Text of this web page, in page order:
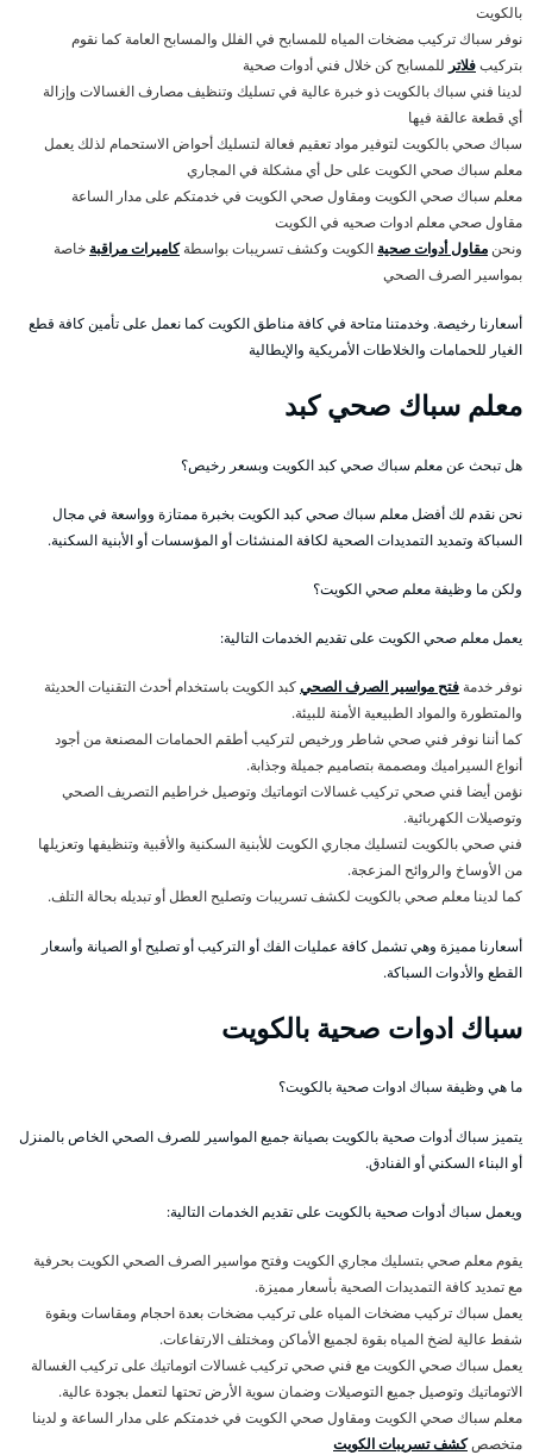
بالكويت
نوفر سباك تركيب مضخات المياه للمسابح في الفلل والمسابح العامة كما نقوم
بتركيبفلاتر للمسابح كن خلال فني أدوات صحية
لدينا فني سباك بالكويت ذو خبرة عالية في تسليك وتنظيف مصارف الغسالات وإزالة
أي قطعة عالقة فيها
سباك صحي بالكويت لتوفير مواد تعقيم فعالة لتسليك أحواض الاستحمام لذلك يعمل
معلم سباك صحي الكويت على حل أي مشكلة في المجاري
معلم سباك صحي الكويت ومقاول صحي الكويت في خدمتكم على مدار الساعة
مقاول صحي معلم ادوات صحيه في الكويت
ونحن مقاول أدوات صحية الكويت وكشف تسريبات بواسطةكاميرات مراقبة خاصة
بمواسير الصرف الصحي
أسعارنا رخيصة. وخدمتنا متاحة في كافة مناطق الكويت كما نعمل على تأمين كافة قطع
الغيار للحمامات والخلاطات الأمريكية والإيطالية
معلم سباك صحي كبد
هل تبحث عن معلم سباك صحي كبد الكويت وبسعر رخيص؟
نحن نقدم لك أفضل معلم سباك صحي كبد الكويت بخبرة ممتازة وواسعة في مجال
السباكة وتمديد التمديدات الصحية لكافة المنشئات أو المؤسسات أو الأبنية السكنية.
ولكن ما وظيفة معلم صحي الكويت؟
يعمل معلم صحي الكويت على تقديم الخدمات التالية:
نوفر خدمة فتح مواسير الصرف الصحيكبد الكويت باستخدام أحدث التقنيات الحديثة
والمتطورة والمواد الطبيعية الأمنة للبيئة.
كما أننا نوفر فني صحي شاطر ورخيص لتركيب أطقم الحمامات المصنعة من أجود
أنواع السيراميك ومصممة بتصاميم جميلة وجذابة.
نؤمن أيضا فني صحي تركيب غسالات اتوماتيك وتوصيل خراطيم التصريف الصحي
وتوصيلات الكهربائية.
فني صحي بالكويت لتسليك مجاري الكويت للأبنية السكنية والأقبية وتنظيفها وتعزيلها
من الأوساخ والروائح المزعجة.
كما لدينا معلم صحي بالكويت لكشف تسريبات وتصليح العطل أو تبديله بحالة التلف.
أسعارنا مميزة وهي تشمل كافة عمليات الفك أو التركيب أو تصليح أو الصيانة وأسعار
القطع والأدوات السباكة.
سباك ادوات صحية بالكويت
ما هي وظيفة سباك ادوات صحية بالكويت؟
يتميز سباك أدوات صحية بالكويت بصيانة جميع المواسير للصرف الصحي الخاص بالمنزل
أو البناء السكني أو الفنادق.
ويعمل سباك أدوات صحية بالكويت على تقديم الخدمات التالية:
يقوم معلم صحي بتسليك مجاري الكويت وفتح مواسير الصرف الصحي الكويت بحرفية
مع تمديد كافة التمديدات الصحية بأسعار مميزة.
يعمل سباك تركيب مضخات المياه على تركيب مضخات بعدة احجام ومقاسات وبقوة
شفط عالية لضخ المياه بقوة لجميع الأماكن ومختلف الارتفاعات.
يعمل سباك صحي الكويت مع فني صحي تركيب غسالات اتوماتيك على تركيب الغسالة
الاتوماتيك وتوصيل جميع التوصيلات وضمان سوية الأرض تحتها لتعمل بجودة عالية.
معلم سباك صحي الكويت ومقاول صحي الكويت في خدمتكم على مدار الساعة و لدينا
متخصصكشف تسريبات الكويت